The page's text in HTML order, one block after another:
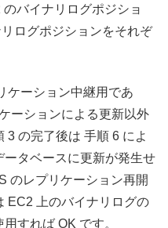
バイナリログポジショ
ログポジションをそれぞ
ケーション中継用であ
ーションによる更新以外
3 の完了後は 手順 6 によ
タベースに更新が発生せ
のレプリケーション再開
EC2 上のバイナリログの
すれば OK です。